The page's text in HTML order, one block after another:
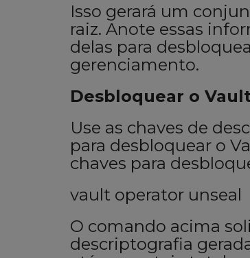
Isso gerará um
raiz. Anote essas
delas para
gerenciamento.
Desbloquear o
Use as chaves de
para desbloquear o
chaves para
vault operator unseal
O comando acima
descriptografia